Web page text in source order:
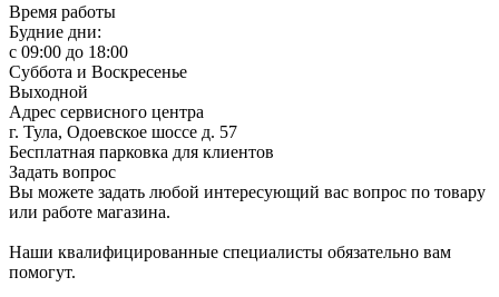
Время работы
Будние дни:
c 09:00 до 18:00
Суббота и Воскресенье
Выходной
Адрес сервисного центра
г. Тула, Одоевское шоссе д. 57
Бесплатная парковка для клиентов
Задать вопрос
Вы можете задать любой интересующий вас вопрос по товару
или работе магазина.
Наши квалифицированные специалисты обязательно вам
помогут.